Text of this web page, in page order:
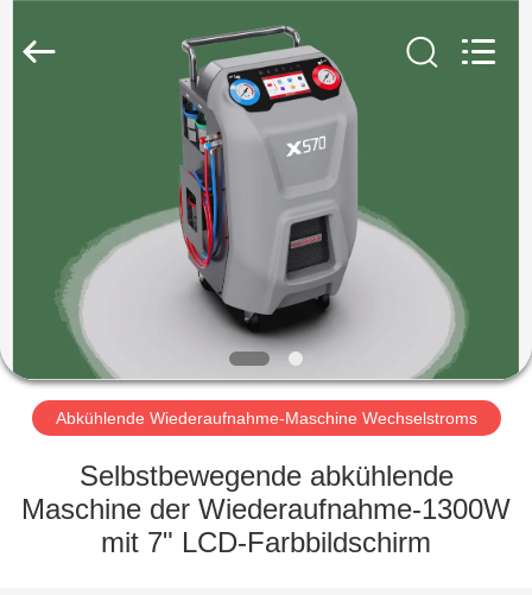
PRODUKTE
ÜBER
UNS
FABRIK-
AUSFLUG
QUALITÄTSKONTROLLE
Equipment
Abkühlende Wiederaufnahme-Maschine Wechselstroms
Selbstbewegende abkühlende
Maschine der Wiederaufnahme-1300W
mit 7" LCD-Farbbildschirm